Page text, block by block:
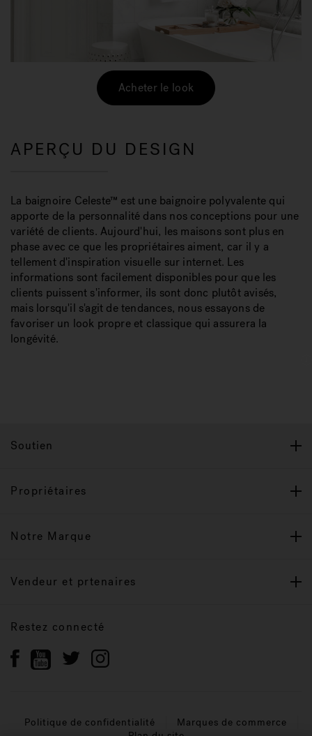
Acheter le look
APERÇU DU DESIGN
La baignoire Celeste™ est une baignoire polyvalente qui
apporte de la personnalité dans nos conceptions pour une
variété de clients. Aujourd'hui, les maisons sont plus en
phase avec ce que les propriétaires aiment, car il y a
tellement d'inspiration visuelle sur internet. Les
informations sont facilement disponibles pour que les
clients puissent s'informer, ils sont donc plutôt avisés,
mais lorsqu'il s'agit de tendances, nous essayons de
favoriser un look propre et classique qui assurera la
longévité.
Soutien
Propriétaires
Notre Marque
Vendeur et prtenaires
Restez connecté
Politique de confidentialité
Marques de commerce